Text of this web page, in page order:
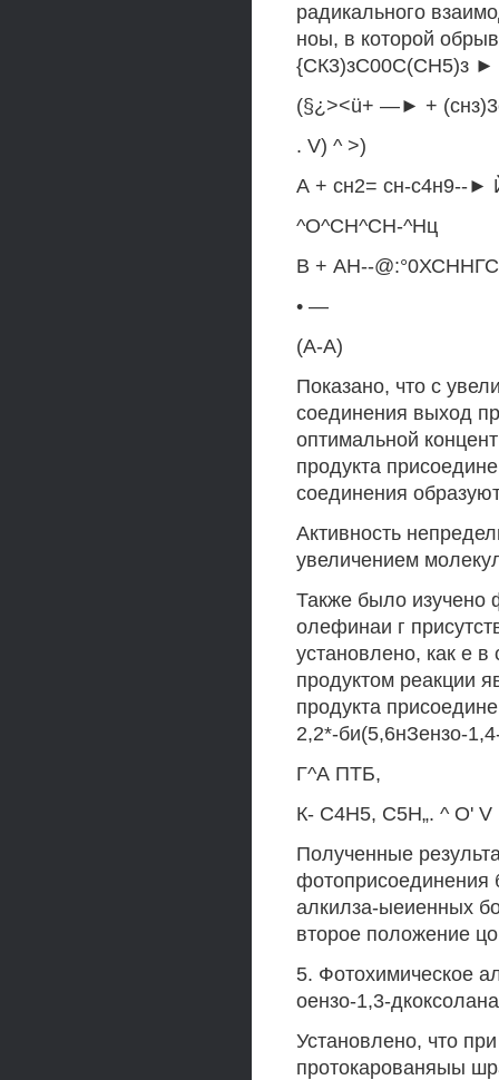
радикального
ноы, в которой
{СК3)зС00С(СН5)з ►
(§¿><ü+ —► +
. V) ^ >)
А + сн2= сн-с4н9--►
^О^СН^СН-^Нц
В + АН--
• —
(А-А)
Показано, что с
соединения выход
оптимальной
продукта
соединения
Активность
увеличением
Также было изучено
олефинаи г
установлено, как е
продуктом реакции
продукта
2,2*-би(5,6нЗензо-
Г^А ПТБ,
К- С4Н5, С5Н„. ^ О' V
Полученные
фотоприсоединения
алкилза-ыеиенных
второе положение
5. Фотохимическое
оензо-1,3-
Установлено, что
протокарованяыы